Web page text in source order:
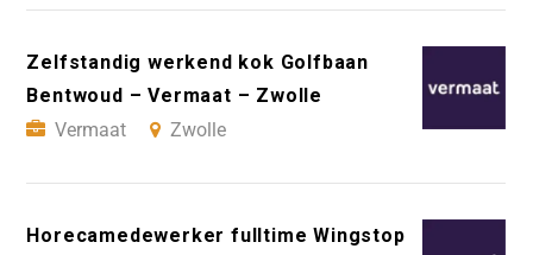
Zelfstandig werkend kok Golfbaan
Bentwoud – Vermaat – Zwolle
Vermaat
Zwolle
Horecamedewerker fulltime Wingstop